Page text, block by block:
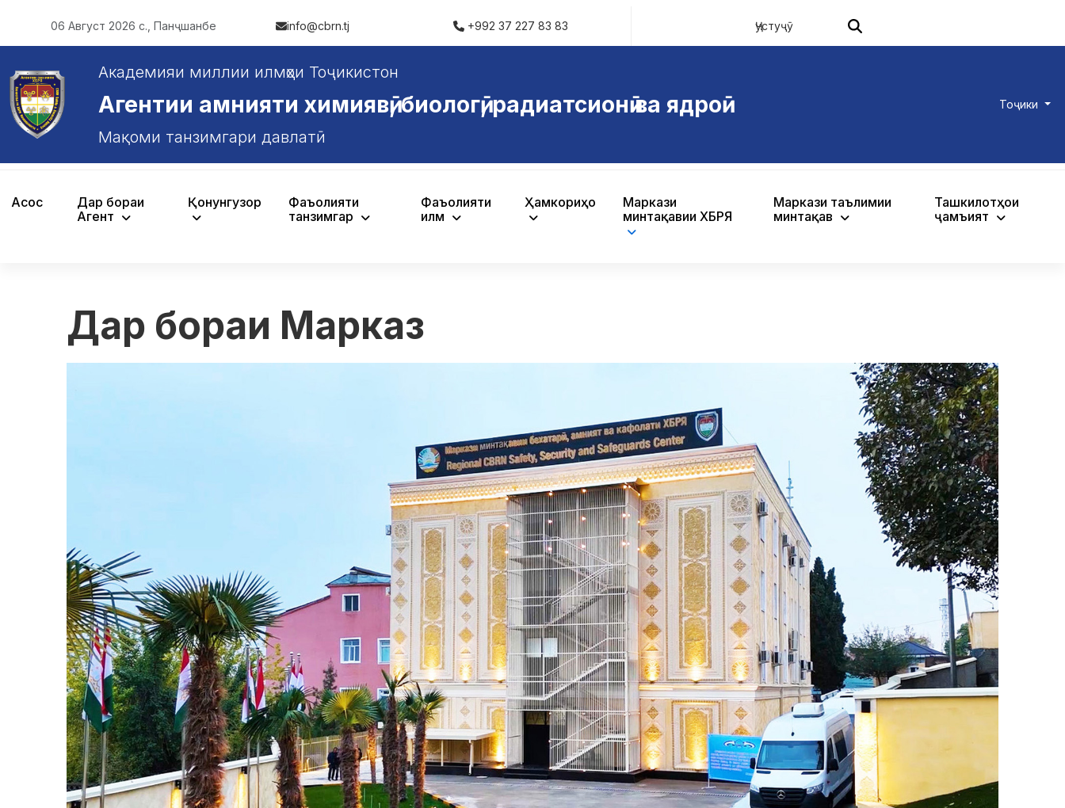
06 Август 2026 с., Панҷшанбе info@cbrn.tj +992 37 227 83 83
Академияи миллии илмҳои Тоҷикистон
Агентии амнияти химиявӣ, биологӣ, радиатсионӣ ва ядроӣ
Мақоми танзимгари давлатӣ
Тоҷики
Асосӣ
Дар бораи
Агентӣ
Қонунгузорӣ
Фаъолияти
танзимгарӣ
Фаъолияти
илмӣ
Ҳамкориҳо
Маркази
минтақавии ХБРЯ
Маркази таълимии
минтақавӣ
Ташкилотҳои
ҷамъиятӣ
Дар бораи Марказ